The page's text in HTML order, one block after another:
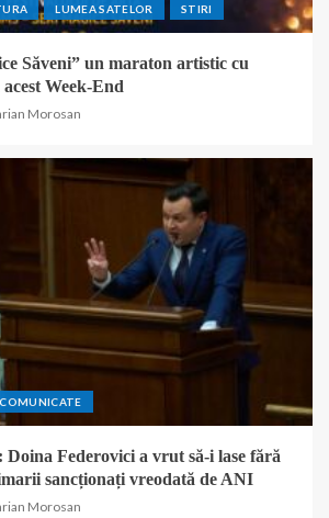
LUMEA SATELOR STIRI
Săveni” un maraton artistic cu
Week-End
Morosan
COMUNICATE
Doina Federovici a vrut să-i lase fără
sancționați vreodată de ANI
Morosan